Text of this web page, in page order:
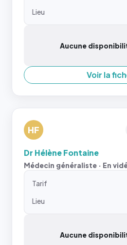
Lieu
Aucune
Voir la
HF
Dr Hélène Fontaine
Médecin généraliste · En
Tarif
Lieu
Aucune